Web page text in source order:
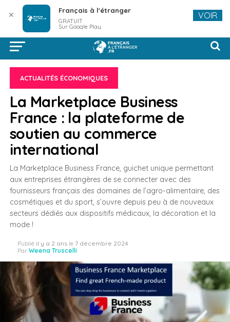
ACTUALITÉS ÉCONOMIQUES
La Marketplace Business
France : la plateforme de
soutien au commerce
international
La Marketplace Business France, guichet unique permettant
aux entreprises étrangères de se connecter avec des
fournisseurs français des domaines de l’agro-alimentaire, des
cosmétiques et du sport, s’ouvre depuis peu à de nouveaux
secteurs dédiés aux dispositifs médicaux, la décoration et la
mode !
Publié il y a 2 ans le 7 décembre 2024
Par Weena Truscelli
✕ Français à l'étranger
GRATUIT
Sur Google Play
VOIR